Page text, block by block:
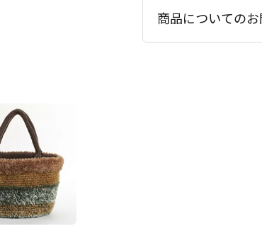
商品についての